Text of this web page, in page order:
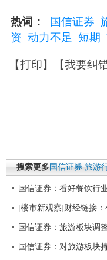
热词： 国信证券
资 动力不足 短期
【打印】【我要纠
搜索更多国信证券 旅游
国信证券：看好餐饮行
[楼市新观察]财经链接
国信证券：旅游板块调
国信证券：对旅游板块